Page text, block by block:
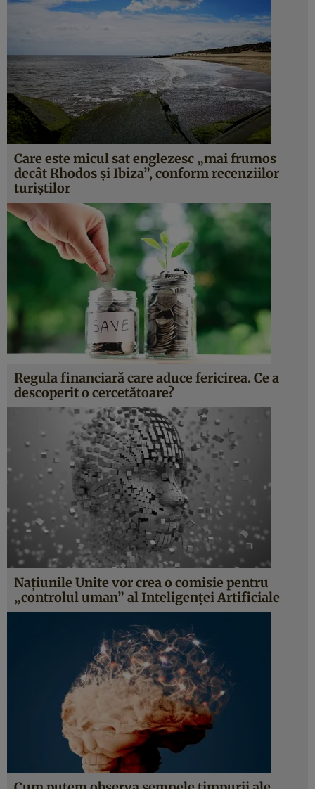
Care este micul sat englezesc „mai frumos
decât Rhodos și Ibiza”, conform recenziilor
turiștilor
Regula financiară care aduce fericirea. Ce a
descoperit o cercetătoare?
Națiunile Unite vor crea o comisie pentru
„controlul uman” al Inteligenței Artificiale